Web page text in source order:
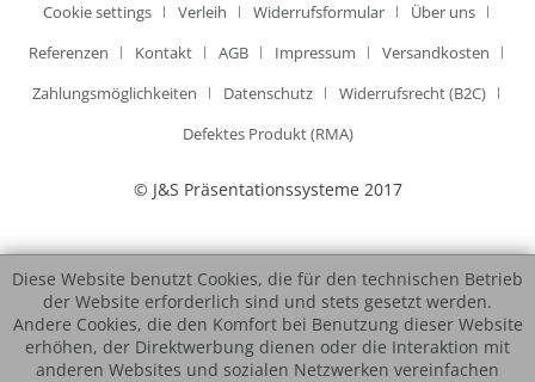
Cookie settings Verleih Widerrufsformular
Über uns
Referenzen
Kontakt AGB Impressum
Versandkosten
Zahlungsmöglichkeiten
Datenschutz
Widerrufsrecht (B2C)
Defektes Produkt (RMA)
© J&S Präsentationssysteme 2017
Diese Website benutzt Cookies, die für den technischen Betrieb
der Website erforderlich sind und stets gesetzt werden.
Andere Cookies, die den Komfort bei Benutzung dieser Website
erhöhen, der Direktwerbung dienen oder die Interaktion mit
anderen Websites und sozialen Netzwerken vereinfachen